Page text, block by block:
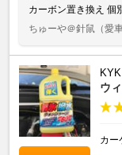
カーボン置き換え 個
ちゅーや＠針鼠 （愛
ウ
カー